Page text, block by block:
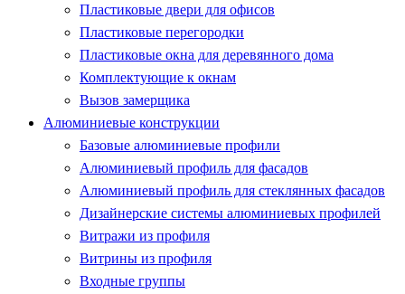
Пластиковые двери для офисов
Пластиковые перегородки
Пластиковые окна для деревянного дома
Комплектующие к окнам
Вызов замерщика
Алюминиевые конструкции
Базовые алюминиевые профили
Алюминиевый профиль для фасадов
Алюминиевый профиль для стеклянных фасадов
Дизайнерские системы алюминиевых профилей
Витражи из профиля
Витрины из профиля
Входные группы